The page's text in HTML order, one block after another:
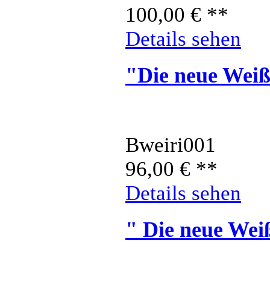
100,00 € **
Details sehen
"Die neue
Bweiri001
96,00 € **
Details sehen
" Die neue